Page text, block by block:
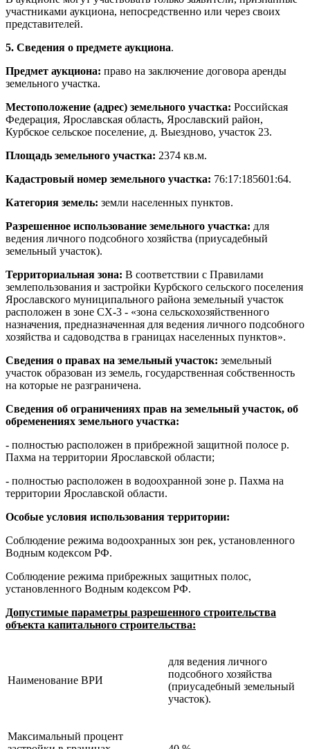
участниками аукциона, непосредственно или через своих
представителей.
5. Сведения о предмете аукциона.
Предмет аукциона: право на заключение договора аренды
земельного участка.
Местоположение (адрес) земельного участка: Российская
Федерация, Ярославская область, Ярославский район,
Курбское сельское поселение, д. Выездново, участок 23.
Площадь земельного участка: 2374 кв.м.
Кадастровый номер земельного участка: 76:17:185601:64.
Категория земель: земли населенных пунктов.
Разрешенное использование земельного участка: для
ведения личного подсобного хозяйства (приусадебный
земельный участок).
Территориальная зона: В соответствии с Правилами
землепользования и застройки Курбского сельского поселения
Ярославского муниципального района земельный участок
расположен в зоне СХ-3 - «зона сельскохозяйственного
назначения, предназначенная для ведения личного подсобного
хозяйства и садоводства в границах населенных пунктов».
Сведения о правах на земельный участок: земельный
участок образован из земель, государственная собственность
на которые не разграничена.
Сведения об ограничениях прав на земельный участок, об
обременениях земельного участка:
- полностью расположен в прибрежной защитной полосе р.
Пахма на территории Ярославской области;
- полностью расположен в водоохранной зоне р. Пахма на
территории Ярославской области.
Особые условия использования территории:
Соблюдение режима водоохранных зон рек, установленного
Водным кодексом РФ.
Соблюдение режима прибрежных защитных полос,
установленного Водным кодексом РФ.
Допустимые параметры разрешенного строительства
объекта капитального строительства:
Наименование ВРИ
для ведения личного
подсобного хозяйства
(приусадебный земельный
участок).
Максимальный процент